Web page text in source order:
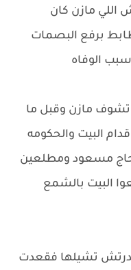
اللي مازن كان
برفع البصمات
الوفاه
تشوف مازن وقبل ما
البيت والحكومه
مسعود ومطلعين
البيت بالشمع
تشيلها فقعدت